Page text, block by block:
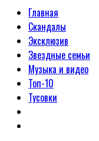
Главная
Скандалы
Эксклюзив
Звездные семьи
Музыка и видео
Топ-10
Тусовки